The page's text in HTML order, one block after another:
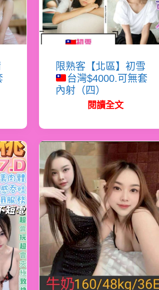
限熟客【北區】初雪
台灣$4000.可無套
內射（四）
閱讀全文